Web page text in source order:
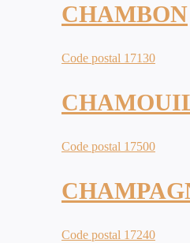
CHAMBON
Code postal 17130
Code postal 17500
Code postal 17240